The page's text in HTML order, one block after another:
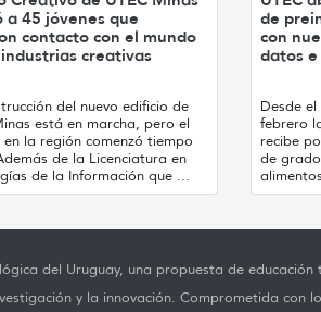
a 45 jóvenes que
contacto con el mundo
creativas
del nuevo edificio de
está en marcha, pero el
la región comenzó tiempo
de la Licenciatura en
de la Información que ...
de
con
datos
Desde
febrero
recibe
de
del Uruguay, una propuesta de
y la innovación. Comprometida con